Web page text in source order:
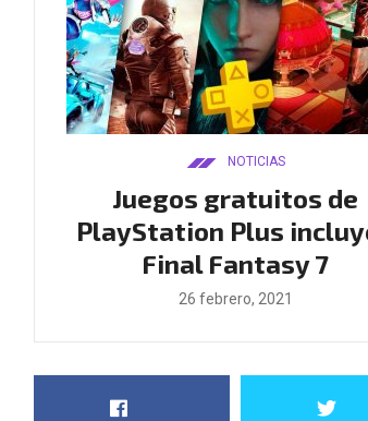
NOTICIAS
Boomerang X y
llegarán a Nintendo
25 febrero, 2021